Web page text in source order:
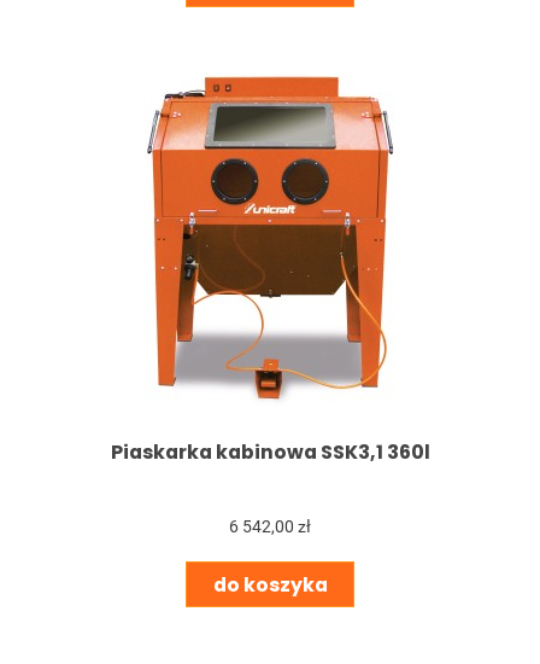
Piaskarka kabinowa SSK3,1 360l
6 542,00 zł
do koszyka